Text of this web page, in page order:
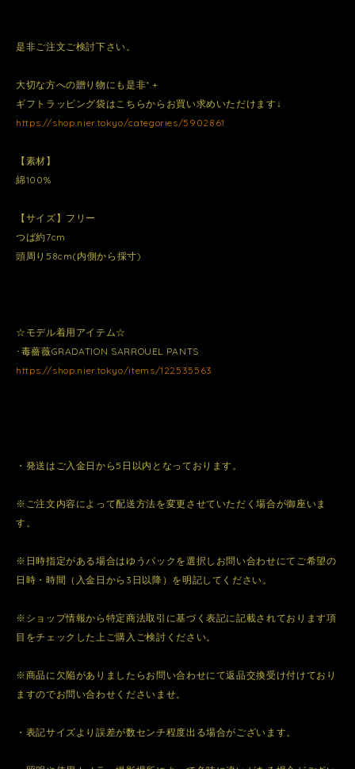
是非ご注文ご検討下さい。
大切な方への贈り物にも是非*.+
ギフトラッピング袋はこちらからお買い求めいただけます↓
https://shop.nier.tokyo/categories/5902861
【素材】
綿100%
【サイズ】フリー
つば約7cm
頭周り58cm(内側から採寸)
☆モデル着用アイテム☆
･毒薔薇GRADATION SARROUEL PANTS
https://shop.nier.tokyo/items/122535563
・発送はご入金日から5日以内となっております。
※ご注文内容によって配送方法を変更させていただく場合が御座いま
す。
※日時指定がある場合はゆうパックを選択しお問い合わせにてご希望の
日時・時間（入金日から3日以降）を明記してください。
※ショップ情報から特定商法取引に基づく表記に記載されております項
目をチェックした上ご購入ご検討ください。
※商品に欠陥がありましたらお問い合わせにて返品交換受け付けており
ますのでお問い合わせくださいませ。
・表記サイズより誤差が数センチ程度出る場合がございます。